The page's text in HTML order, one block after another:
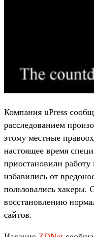
Компания uPress
расследованием
этому местные
настоящее время
приостановили
избавились от
пользовались хакеры.
восстановлению
сайтов.